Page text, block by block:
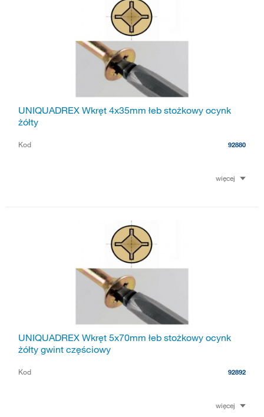
UNIQUADREX Wkręt 4x35mm łeb stożkowy ocynk
żółty
Kod 92880
więcej
UNIQUADREX Wkręt 5x70mm łeb stożkowy ocynk
żółty gwint częściowy
Kod 92892
więcej